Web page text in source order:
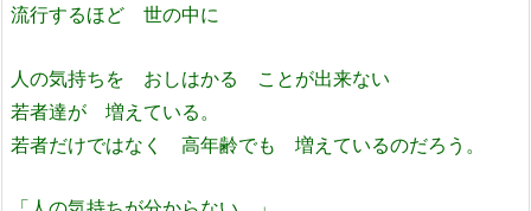
流行するほど 世の中に
人の気持ちを おしはかる ことが出来ない
若者達が 増えている。
若者だけではなく 高年齢でも 増えているのだろう。